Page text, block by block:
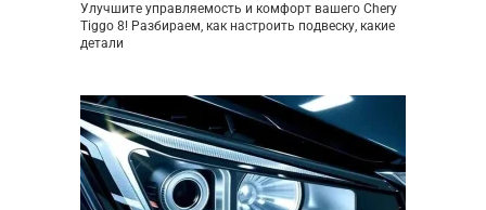
Улучшите управляемость и комфорт вашего Chery
Tiggo 8! Разбираем, как настроить подвеску, какие
детали